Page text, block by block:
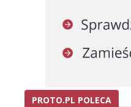
PROTO.PL POLECA